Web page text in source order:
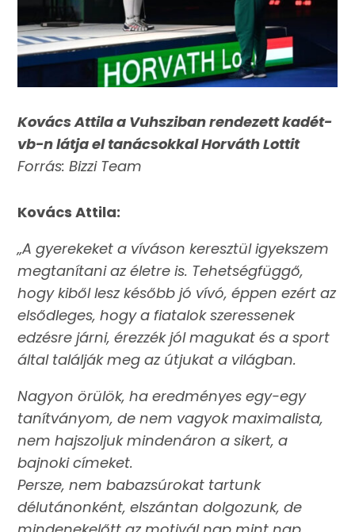
Kovács Attila a Vuhsziban rendezett kadét-
vb-n látja el tanácsokkal Horváth Lottit
Forrás: Bizzi Team
Kovács Attila:
„A gyerekeket a víváson keresztül igyekszem
megtanítani az életre is. Tehetségfüggő,
hogy kiből lesz később jó vívó, éppen ezért az
elsődleges, hogy a fiatalok szeressenek
edzésre járni, érezzék jól magukat és a sport
által találják meg az útjukat a világban.
Nagyon örülök, ha eredményes egy-egy
tanítványom, de nem vagyok maximalista,
nem hajszoljuk mindenáron a sikert, a
bajnoki címeket.
Persze, nem babazsúrokat tartunk
délutánonként, elszántan dolgozunk, de